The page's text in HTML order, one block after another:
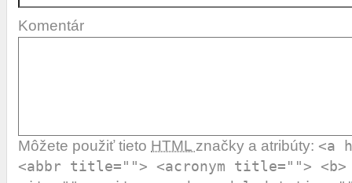
Komentár
Môžete použiť tietoHTMLznačky a atribúty:<a
<abbr title=""> <acronym title=""> <b>
cite=""> <cite> <code> <del